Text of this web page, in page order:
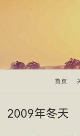
首页
2009年冬天